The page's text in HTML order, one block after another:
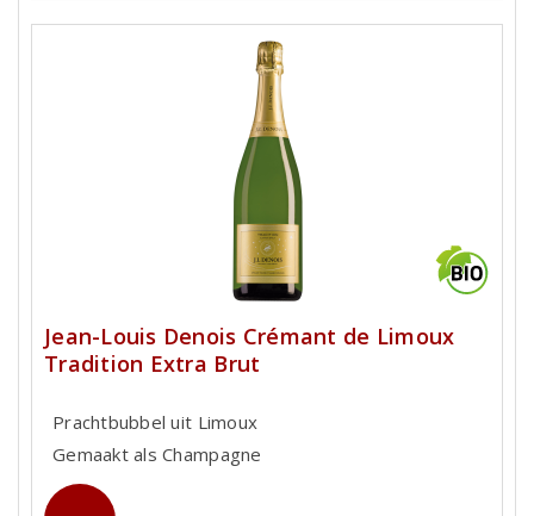
Jean-Louis Denois Crémant de Limoux
Tradition Extra Brut
Prachtbubbel uit Limoux
Gemaakt als Champagne